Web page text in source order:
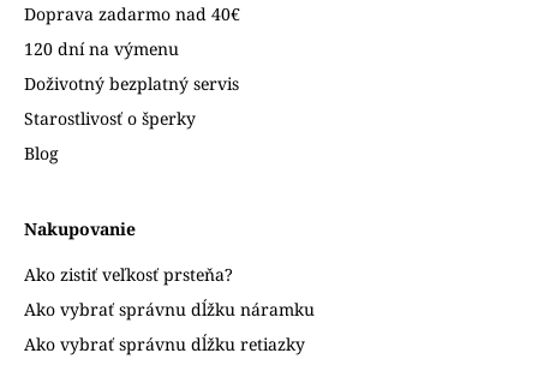
Doprava zadarmo nad 40€
120 dní na výmenu
Doživotný bezplatný servis
Starostlivosť o šperky
Blog
Nakupovanie
Ako zistiť veľkosť prsteňa?
Ako vybrať správnu dĺžku náramku
Ako vybrať správnu dĺžku retiazky